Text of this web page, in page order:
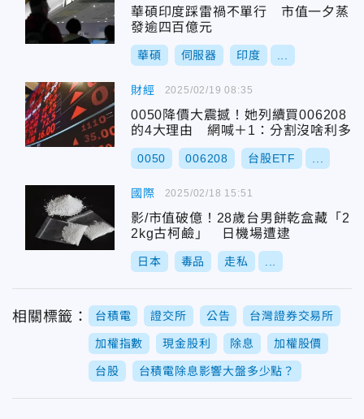
華碩印度踩雷禍不單行 市值一夕蒸
發逾四百億元
華碩 伺服器 印度
財經
0050降價大震撼！她列續買006208
的4大理由 網喊＋1：分割沒啥利多
0050 006208 台股ETF
2025/02/19 08:35
國際
影/市值破億！28歲台男餅乾盒藏「2
2kg古柯鹼」 日機場遭逮
日本 毒品 走私
2025/02/18 15:51
相關標籤： 台積電 證交所 公告 台灣證券交易所
加權指數 現金股利 除息 加權股價
台股 台積電除息影響大盤多少點？